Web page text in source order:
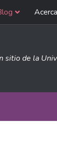
sitio de la